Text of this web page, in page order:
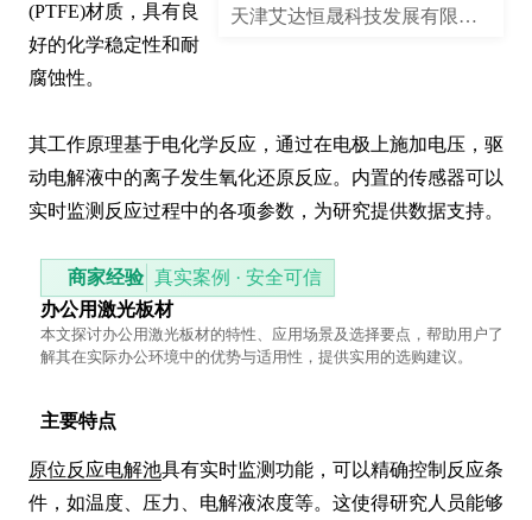
天津艾达恒晟科技发展有限公司
(PTFE)材质，具有良
好的化学稳定性和耐
腐蚀性。
其工作原理基于电化学反应，通过在电极上施加电压，驱
动电解液中的离子发生氧化还原反应。内置的传感器可以
实时监测反应过程中的各项参数，为研究提供数据支持。
商家经验 真实案例 · 安全可信
办公用激光板材
本文探讨办公用激光板材的特性、应用场景及选择要点，帮助用户了
解其在实际办公环境中的优势与适用性，提供实用的选购建议。
主要特点
原位反应电解池具有实时监测功能，可以精确控制反应条
件，如温度、压力、电解液浓度等。这使得研究人员能够